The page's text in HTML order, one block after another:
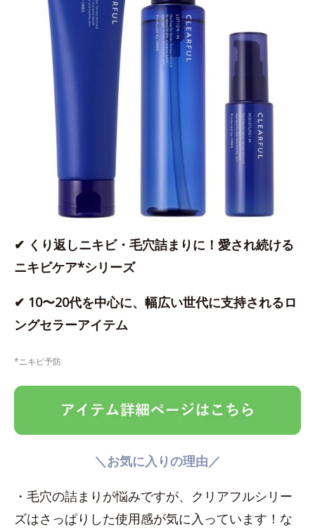
✔ くり返しニキビ・毛穴詰まりに！愛され続ける
ニキビケア*シリーズ
✔ 10〜20代を中心に、幅広い世代に支持されるロ
ングセラーアイテム
*ニキビ予防
＼お気に入りの理由／
・毛穴の詰まりが悩みですが、クリアフルシリー
ズはさっぱりした使用感が気に入っています！な